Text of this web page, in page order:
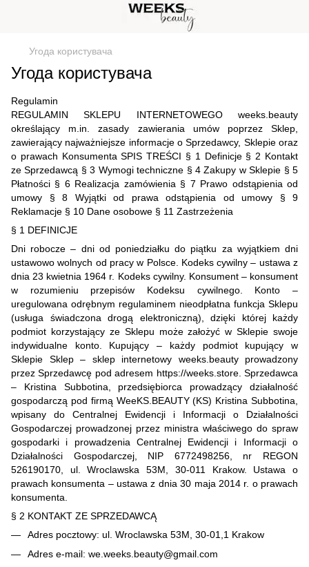
Угода користувача
Угода користувача
Regulamin
REGULAMIN SKLEPU INTERNETOWEGO weeks.beauty
określający m.in. zasady zawierania umów poprzez Sklep,
zawierający najważniejsze informacje o Sprzedawcy, Sklepie oraz
o prawach Konsumenta SPIS TREŚCI § 1 Definicje § 2 Kontakt
ze Sprzedawcą § 3 Wymogi techniczne § 4 Zakupy w Sklepie § 5
Płatności § 6 Realizacja zamówienia § 7 Prawo odstąpienia od
umowy § 8 Wyjątki od prawa odstąpienia od umowy § 9
Reklamacje § 10 Dane osobowe § 11 Zastrzeżenia
§ 1 DEFINICJE
Dni robocze – dni od poniedziałku do piątku za wyjątkiem dni
ustawowo wolnych od pracy w Polsce. Kodeks cywilny – ustawa z
dnia 23 kwietnia 1964 r. Kodeks cywilny. Konsument – konsument
w rozumieniu przepisów Kodeksu cywilnego. Konto –
uregulowana odrębnym regulaminem nieodpłatna funkcja Sklepu
(usługa świadczona drogą elektroniczną), dzięki której każdy
podmiot korzystający ze Sklepu może założyć w Sklepie swoje
indywidualne konto. Kupujący – każdy podmiot kupujący w
Sklepie Sklep – sklep internetowy weeks.beauty prowadzony
przez Sprzedawcę pod adresem https://weeks.store. Sprzedawca
– Kristina Subbotina, przedsiębiorca prowadzący działalność
gospodarczą pod firmą WeeKS.BEAUTY (KS) Kristina Subbotina,
wpisany do Centralnej Ewidencji i Informacji o Działalności
Gospodarczej prowadzonej przez ministra właściwego do spraw
gospodarki i prowadzenia Centralnej Ewidencji i Informacji o
Działalności Gospodarczej, NIP 6772498256, nr REGON
526190170, ul. Wroclawska 53M, 30-011 Krakow. Ustawa o
prawach konsumenta – ustawa z dnia 30 maja 2014 r. o prawach
konsumenta.
§ 2 KONTAKT ZE SPRZEDAWCĄ
Adres pocztowy: ul. Wroclawska 53M, 30-01,1 Krakow
Adres e-mail: we.weeks.beauty@gmail.com